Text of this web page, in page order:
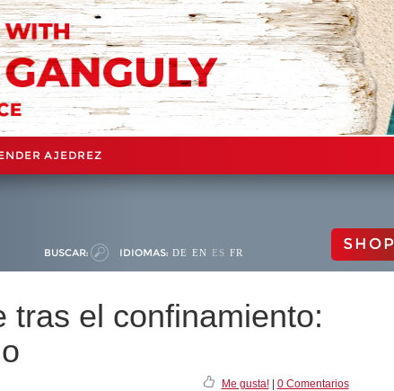
AJEDREZ
BUSCAR: IDIOMAS: DE EN ES FR SHOP
tras el confinamiento:
Me gusta!| 0 Comentarios